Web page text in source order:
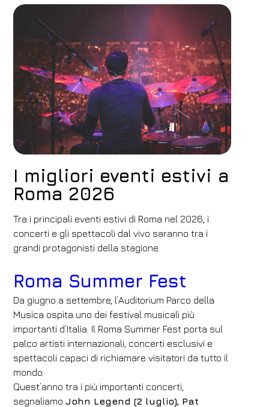
I migliori eventi estivi a
Roma 2026
Tra i principali eventi estivi di Roma nel 2026, i
concerti e gli spettacoli dal vivo saranno tra i
grandi protagonisti della stagione.
Roma Summer Fest
Da giugno a settembre, l’Auditorium Parco della
Musica ospita uno dei festival musicali più
importanti d’Italia. Il Roma Summer Fest porta sul
palco artisti internazionali, concerti esclusivi e
spettacoli capaci di richiamare visitatori da tutto il
mondo.
Quest’anno tra i più importanti concerti,
segnaliamoJohn Legend (2 luglio), Pat